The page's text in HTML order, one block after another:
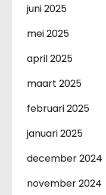
juni 2025
mei 2025
april 2025
maart 2025
februari 2025
januari 2025
december 2024
november 2024